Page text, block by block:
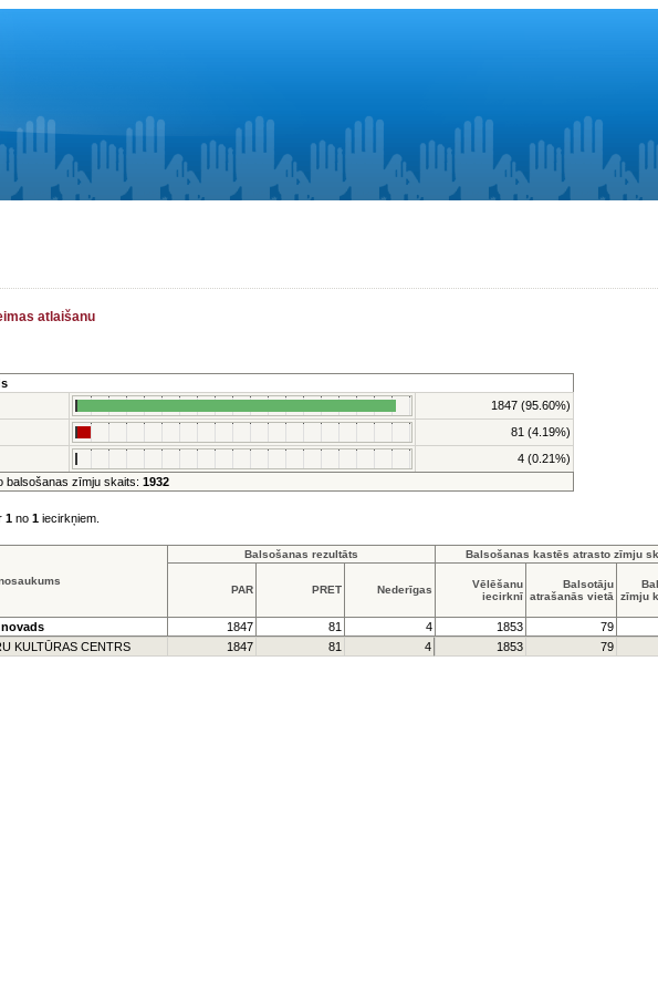
atlaišanu
1847 (95.60%)
81 (4.19%)
4 (0.21%)
balsošanas zīmju skaits: 1932
1 no 1 iecirkņiem.
Balsošanas rezultāts Balsošanas kastēs atrasto zīmju
PAR PRET Nederīgas
Vēlēšanu
iecirknī
Balsotāju
atrašanās vietā
zīmju
1847 81 4 1853 79
KULTŪRAS CENTRS 1847 81 4 1853 79